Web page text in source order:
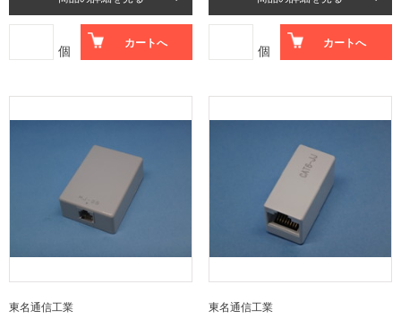
個 カートへ 個 カートへ
東名通信工業 東名通信工業